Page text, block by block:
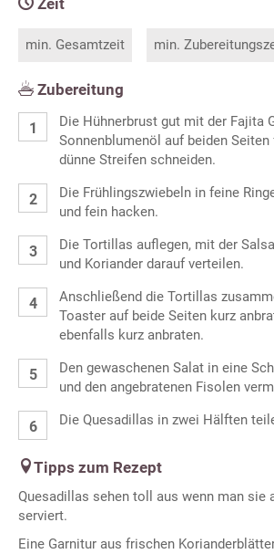
Zeit
min. Gesamtzeit min.
Zubereitung
Die Hühnerbrust gut mit der Fajita
Sonnenblumenöl auf beiden
dünne Streifen schneiden.
Die Frühlingszwiebeln in feine
und fein hacken.
Die Tortillas auflegen, mit der
und Koriander darauf verteilen.
Anschließend die Tortillas
Toaster auf beide Seiten kurz
ebenfalls kurz anbraten.
Den gewaschenen Salat in eine
und den angebratenen Fisolen
Die Quesadillas in zwei Hälften
Tipps zum Rezept
Quesadillas sehen toll aus wenn man
serviert.
Eine Garnitur aus frischen